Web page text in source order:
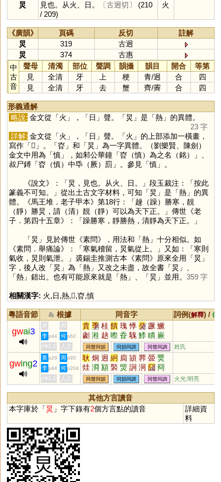
炅
見也。从火、日。 〔古迥切〕
(210
/ 209)
火
《廣韻》 頁碼 反切
註解
炅
319
古迥
炅
374
古惠
中
古
音
聲母 清濁 部位 聲調 韻攝 韻目 開合
等第
見
全清 牙 上 梗 青/迥 合
四
見
全清 牙 去 蟹 齊/霽 合 四
形義通解
略說: 金文從「火 」，「日 」聲。「炅 」是「熱」的異體。
23 字
詳解: 金文從「火 」，「日 」聲。「火 」的上部添加一橫畫，
寫作「𡗕 」。「昚」和「炅 」為一字異體。（劉樂賢、陳劍）
金文中用為「慎」，如邾公華鐘「昚（慎）為之名（銘）」、
叔尸鎛「昚（慎）中氒（厥）罰」。參見「慎」。
《說文》：「炅，見也。从火、日。」段玉裁注：「按此
篆義不可知。」從出土古文字材料，可知「炅 」是「熱」的異
體。《馬王堆．老子甲本》第18行：「趮（躁）勝寒，靚
（靜）勝炅，請（清）靚（靜）可以為天下正。」傳世《老
子．第四十五章》：「躁勝寒，靜勝熱，清靜為天下正。」
「炅 」見於傳世《素問》，用法和「熱」十分相似。如
《素問．舉痛論》：「寒氣稽留，炅氣從上。」又如：「寒則
氣收，炅則氣泄。」裘錫圭推測古本《素問》原來全用「炅 」
字，後人改「炅 」為「熱」又改之未盡，故全書「炅 」、
「熱」錯出。也有可能原來就是「熱」、「炅 」並用。 359 字
相關漢字: 火,日,熱,𡗕,昚,慎
粵語音節 & 根據 同音字 詞例(解釋) / 備
gwai3
黃 周 貴 季 桂 饋 瑰 悸 癸 蹶 鱖
劌 溎 赽 暩 昋 騩 鯚 瞶 嶡
痵
李 p44 何 p62
HKLS 人文 同聲同韻 同韻同調 同聲同調 姓氏
gwing2
黃 p29 周 p95 耿 炯 迥 絅 扃 熲 臩 臦 燛
烓 浻 顈 褧 煚 詗 泂 囧 冏
李 p44 何 p204
HKLS 人文 同聲同韻 同韻同調 同聲同調 火光;明亮
其他方言讀音
本字庫於「炅 」字下錄有2個方言點的讀音
詳細資
料